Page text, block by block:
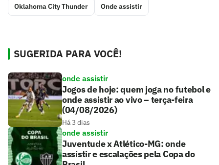
Oklahoma City Thunder Onde assistir
SUGERIDA PARA VOCÊ!
onde assistir
Jogos de hoje: quem joga no futebol e
onde assistir ao vivo – terça-feira
(04/08/2026)
Há 3 dias
onde assistir
Juventude x Atlético-MG: onde
assistir e escalações pela Copa do